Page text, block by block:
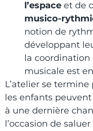
l’espace et de
musico-
notion de
développant
la coordination
musicale est
L’atelier se termine
les enfants peuvent
à une dernière
l’occasion de